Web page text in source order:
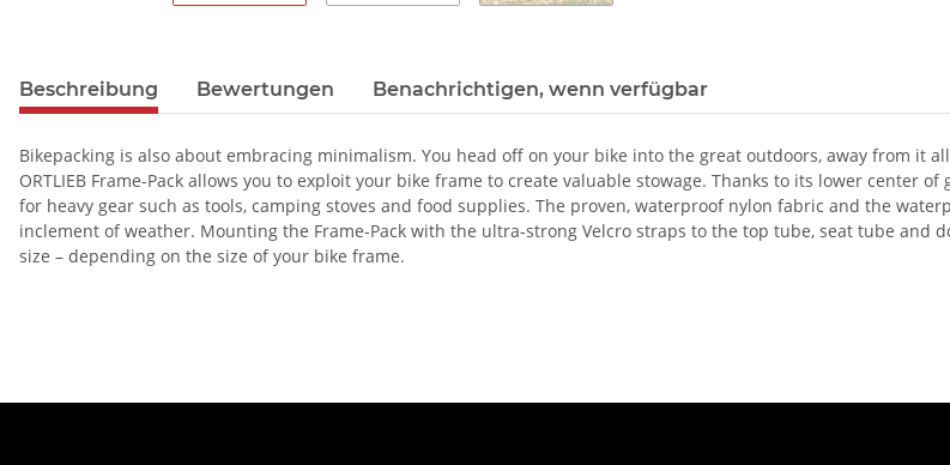
Beschreibung Bewertungen Benachrichtigen, wenn verfügbar
Bikepacking is also about embracing minimalism. You head off on your bike into the great outdoors, away from it
ORTLIEB Frame-Pack allows you to exploit your bike frame to create valuable stowage. Thanks to its lower center
for heavy gear such as tools, camping stoves and food supplies. The proven, waterproof nylon fabric and the
inclement of weather. Mounting the Frame-Pack with the ultra-strong Velcro straps to the top tube, seat tube and
size – depending on the size of your bike frame.